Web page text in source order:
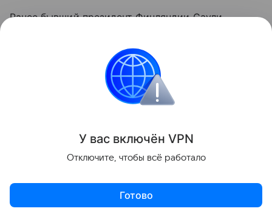
Ранее бывший президент Финляндии Саули
диалогу с Россией. Он связал необходимость
таких контактов с вопросами будущей системы
безопасности в Европе и отметил, что после
завершения конфликта на Украине европейским
враждебной границы.
Поделиться
У вас включён VPN
Отключите, чтобы всё работало
Готово